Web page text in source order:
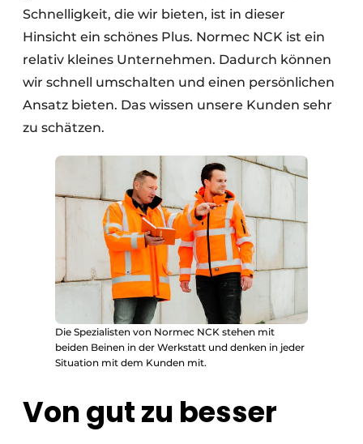
Schnelligkeit, die wir bieten, ist in dieser
Hinsicht ein schönes Plus. Normec NCK ist ein
relativ kleines Unternehmen. Dadurch können
wir schnell umschalten und einen persönlichen
Ansatz bieten. Das wissen unsere Kunden sehr
zu schätzen.
Die Spezialisten von Normec NCK stehen mit
beiden Beinen in der Werkstatt und denken in jeder
Situation mit dem Kunden mit.
Von gut zu besser